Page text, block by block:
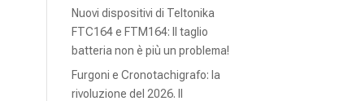
Nuovi dispositivi di Teltonika
FTC164 e FTM164: Il taglio
batteria non è più un problema!
Furgoni e Cronotachigrafo: la
rivoluzione del 2026. Il